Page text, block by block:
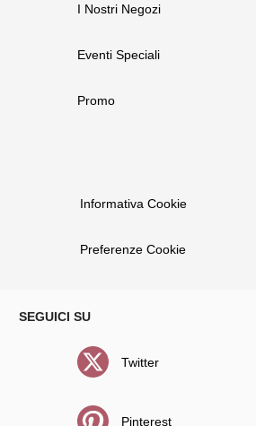
I Nostri Negozi
Eventi Speciali
Promo
Informativa Cookie
Preferenze Cookie
Twitter
Pinterest